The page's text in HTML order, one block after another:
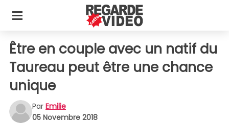
Être en couple avec un natif du
Taureau peut être une chance
unique
Par Emilie
05 Novembre 2018